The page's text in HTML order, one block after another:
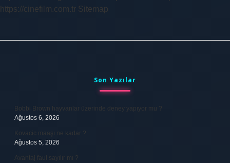
https://cinefilm.com.tr Sitemap
Son Yazılar
Bobbi Brown hayvanlar üzerinde deney yapıyor mu ?
Ağustos 6, 2026
Kovacic maaşı ne kadar ?
Ağustos 5, 2026
Avantaj faul sayılır mı ?